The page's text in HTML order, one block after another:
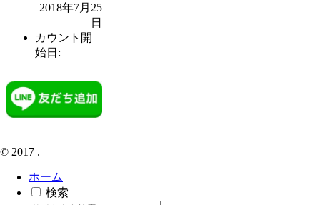
2018年7月25
日
カウント開
始日:
© 2017 .
ホーム
検索